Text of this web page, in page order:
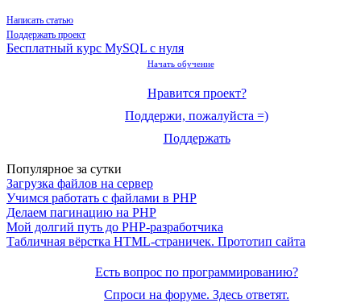
Написать статью
Поддержать проект
Бесплатный курс MySQL с нуля
Начать обучение
Нравится проект?
Поддержи, пожалуйста =)
Поддержать
Популярное за сутки
Загрузка файлов на сервер
Учимся работать с файлами в PHP
Делаем пагинацию на PHP
Мой долгий путь до PHP-разработчика
Табличная вёрстка HTML-страничек. Прототип сайта
Есть вопрос по программированию?
Спроси на форуме. Здесь ответят.